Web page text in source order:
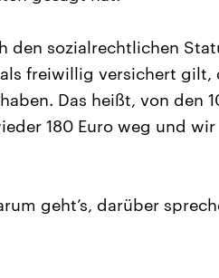
den sozialrechtlichen
freiwillig versichert gilt,
Das heißt, von den
180 Euro weg und wir
geht’s, darüber